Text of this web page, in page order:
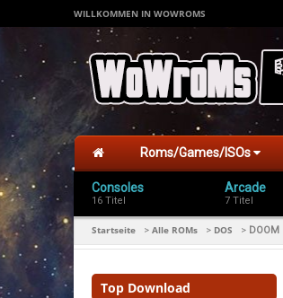
WILLKOMMEN IN WOWROMS
Roms/Games/ISOs
Consoles
16 Titel
Arcade
7 Titel
Startseite > Alle ROMs > DOS > DOOM
Top Download